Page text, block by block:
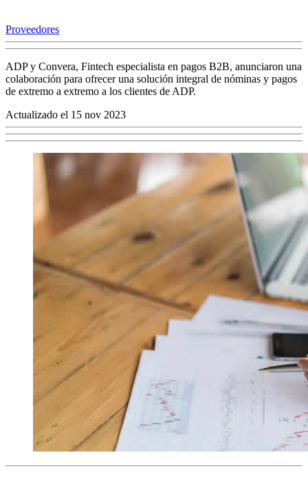
Proveedores
ADP y Convera, Fintech especialista en pagos B2B, anunciaron una
colaboración para ofrecer una solución integral de nóminas y pagos
de extremo a extremo a los clientes de ADP.
Actualizado el 15 nov 2023